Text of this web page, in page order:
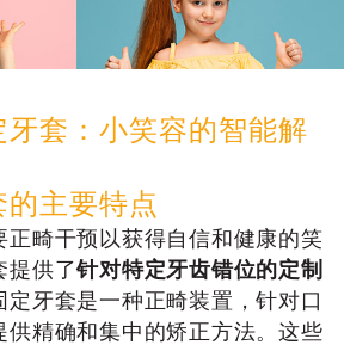
套：小笑容的智能解
主要特点
畸干预以获得自信和健康的笑
提供了针对特定牙齿错位的定制
定牙套是一种正畸装置，针对口
供精确和集中的矫正方法。这些